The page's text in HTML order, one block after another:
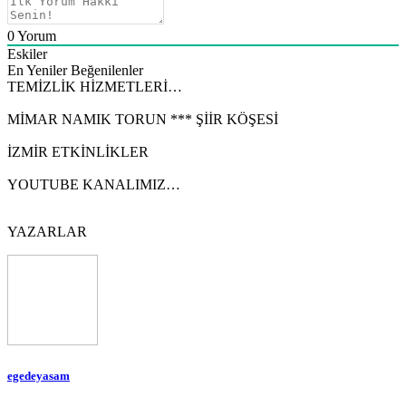
0Yorum
Eskiler
En Yeniler Beğenilenler
TEMİZLİK HİZMETLERİ…
MİMAR NAMIK TORUN *** ŞİİR KÖŞESİ
İZMİR ETKİNLİKLER
YOUTUBE KANALIMIZ…
YAZARLAR
egedeyasam